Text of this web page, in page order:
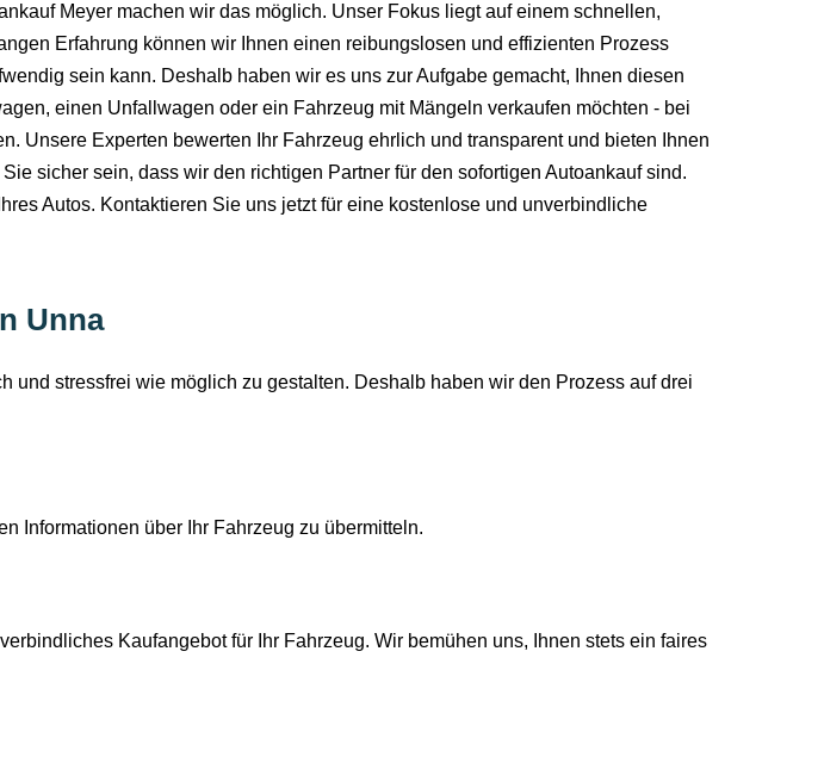
Meyer machen wir das möglich. Unser Fokus liegt auf einem schnellen,
Erfahrung können wir Ihnen einen reibungslosen und effizienten Prozess
sein kann. Deshalb haben wir es uns zur Aufgabe gemacht, Ihnen diesen
einen Unfallwagen oder ein Fahrzeug mit Mängeln verkaufen möchten - bei
Unsere Experten bewerten Ihr Fahrzeug ehrlich und transparent und bieten Ihnen
sicher sein, dass wir den richtigen Partner für den sofortigen Autoankauf sind.
Autos. Kontaktieren Sie uns jetzt für eine kostenlose und unverbindliche
Unna
stressfrei wie möglich zu gestalten. Deshalb haben wir den Prozess auf drei
Informationen über Ihr Fahrzeug zu übermitteln.
Kaufangebot für Ihr Fahrzeug. Wir bemühen uns, Ihnen stets ein faires